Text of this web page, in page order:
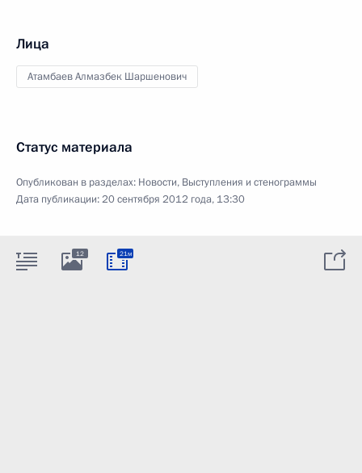
Лица
Атамбаев Алмазбек Шаршенович
Статус материала
Опубликован в разделах: Новости, Выступления и стенограммы
Дата публикации:20 сентября 2012 года, 13:30
12 21м